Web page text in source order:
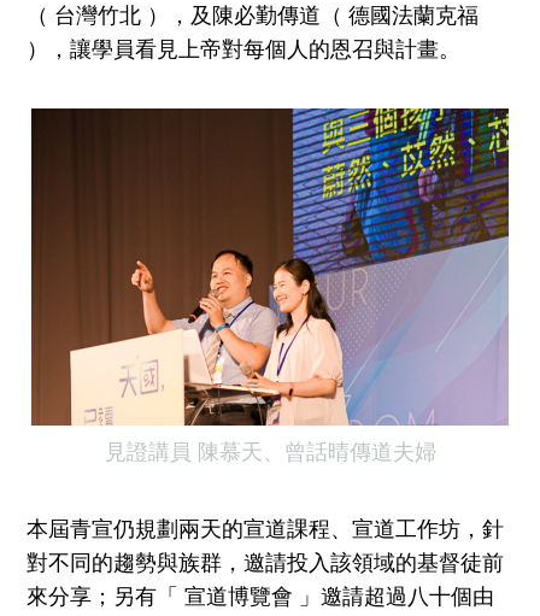
（ 台灣竹北 ），及陳必勤傳道（ 德國法蘭克福
），讓學員看見上帝對每個人的恩召與計畫。
見證講員 陳慕天、曾話晴傳道夫婦
本屆青宣仍規劃兩天的宣道課程、宣道工作坊，針
對不同的趨勢與族群，邀請投入該領域的基督徒前
來分享；另有「 宣道博覽會 」邀請超過八十個由